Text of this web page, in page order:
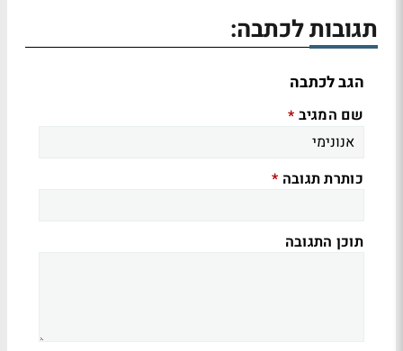
תגובות לכתבה:
הגב לכתבה
שם המגיב *
כותרת תגובה *
תוכן התגובה